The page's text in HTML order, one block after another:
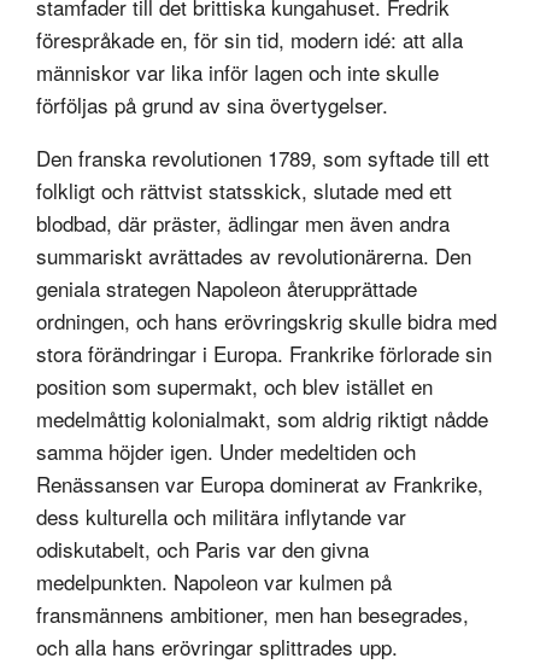
stamfader till det brittiska kungahuset. Fredrik
förespråkade en, för sin tid, modern idé: att alla
människor var lika inför lagen och inte skulle
förföljas på grund av sina övertygelser.
Den franska revolutionen 1789, som syftade till ett
folkligt och rättvist statsskick, slutade med ett
blodbad, där präster, ädlingar men även andra
summariskt avrättades av revolutionärerna. Den
geniala strategen Napoleon återupprättade
ordningen, och hans erövringskrig skulle bidra med
stora förändringar i Europa. Frankrike förlorade sin
position som supermakt, och blev istället en
medelmåttig kolonialmakt, som aldrig riktigt nådde
samma höjder igen. Under medeltiden och
Renässansen var Europa dominerat av Frankrike,
dess kulturella och militära inflytande var
odiskutabelt, och Paris var den givna
medelpunkten. Napoleon var kulmen på
fransmännens ambitioner, men han besegrades,
och alla hans erövringar splittrades upp.